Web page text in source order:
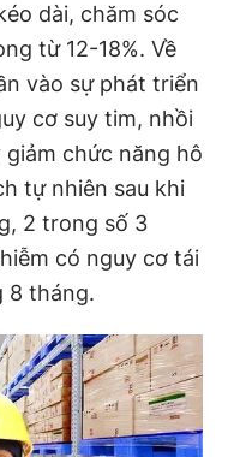
dài, chăm sóc
từ 12-18%. Về
vào sự phát triển
cơ suy tim, nhồi
chức năng hô
tự nhiên sau khi
2 trong số 3
có nguy cơ tái
8 tháng.